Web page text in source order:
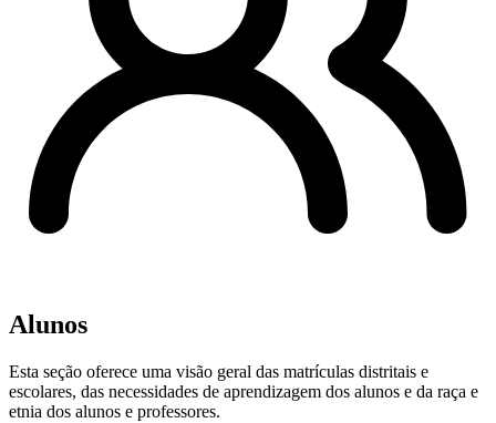
Alunos
Esta seção oferece uma visão geral das matrículas distritais e
escolares, das necessidades de aprendizagem dos alunos e da raça e
etnia dos alunos e professores.